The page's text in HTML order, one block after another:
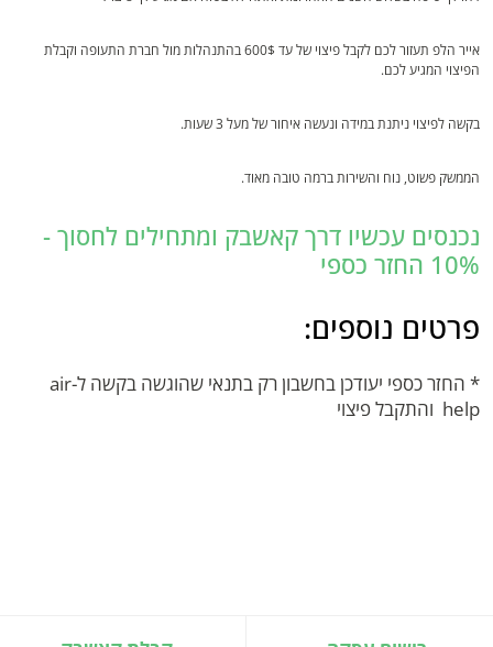
אייר הלפ תעזור לכם לקבל פיצוי של עד 600$ בהתנהלות מול חברת התעופה וקבלת
הפיצוי המגיע לכם.
בקשה לפיצוי ניתנת במידה ונעשה איחור של מעל 3 שעות.
הממשק פשוט, נוח והשירות ברמה טובה מאוד.
נכנסים עכשיו דרך קאשבק ומתחילים לחסוך -
10% החזר כספי
פרטים נוספים:
* החזר כספי יעודכן בחשבון רק בתנאי שהוגשה בקשה ל-air
help והתקבל פיצוי